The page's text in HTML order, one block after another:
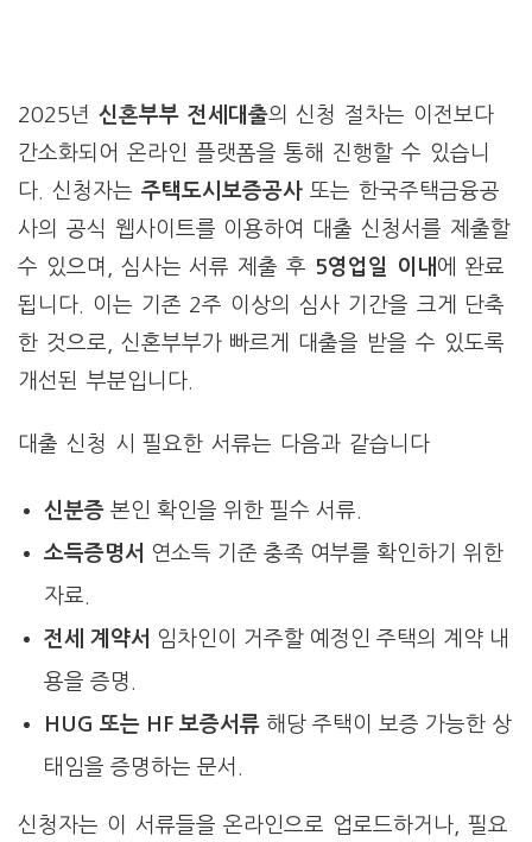
2025년 신혼부부 전세대출의 신청 절차는 이전보다
간소화되어 온라인 플랫폼을 통해 진행할 수 있습니
다. 신청자는 주택도시보증공사또는 한국주택금융공
사의 공식 웹사이트를 이용하여 대출 신청서를 제출할
수 있으며, 심사는 서류 제출 후 5영업일 이내 에 완료
됩니다. 이는 기존 2주 이상의 심사 기간을 크게 단축
한 것으로, 신혼부부가 빠르게 대출을 받을 수 있도록
개선된 부분입니다.
대출 신청 시 필요한 서류는 다음과 같습니다
신분증본인 확인을 위한 필수 서류.
소득증명서
연소득 기준 충족 여부를 확인하기 위한
자료.
전세 계약서 임차인이 거주할 예정인 주택의 계약 내
용을 증명.
HUG 또는 HF 보증서류해당 주택이 보증 가능한 상
태임을 증명하는 문서.
신청자는 이 서류들을 온라인으로 업로드하거나, 필요